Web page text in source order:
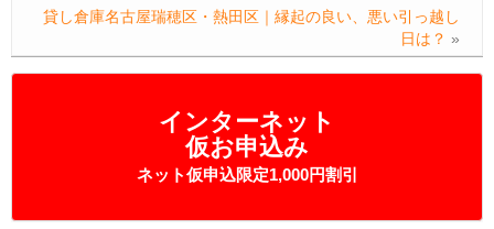
インターネット
仮お申込み
ネット仮申込限定1,000円割引
貸し倉庫名古屋瑞穂区・熱田区｜縁起の良い、悪い引っ越し
日は？ »